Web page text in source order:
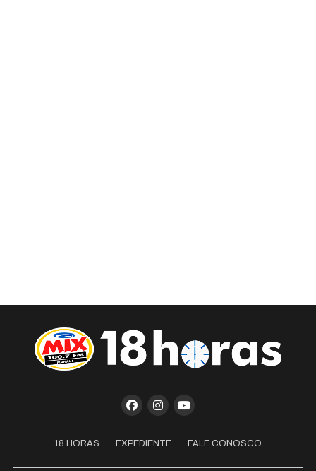
18 HORAS EXPEDIENTE FALE CONOSCO